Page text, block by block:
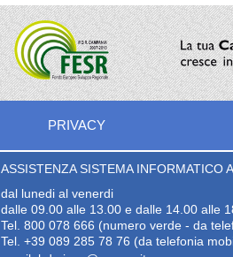
PRIVACY
ASSISTENZA SISTEMA INFORMATICO
dal lunedi al venerdi
dalle 09.00 alle 13.00 e dalle 14.00 alle
Tel. 800 078 666 (numero verde - da
Tel. +39 089 285 78 76 (da telefonia